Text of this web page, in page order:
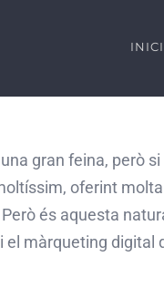
INICI
gran feina, però
oferint
és aquesta
el màrqueting